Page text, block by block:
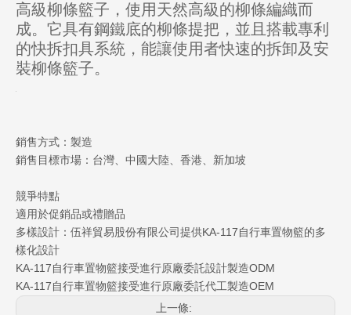
高級柳條籃子，使用天然高級的柳條編織而
成。它具有鋼鐵底的柳條提把，並且搭載專利
的快拆扣具系統，能讓使用者快速的拆卸及安
裝柳條籃子。
銷售方式：製造
銷售目標市場：台灣、中國大陸、香港、新加坡
競爭特點
適用於促銷品或禮贈品
多樣設計：伍祥貿易股份有限公司提供KA-117自行車置物籃的多
樣化設計
KA-117自行車置物籃接受進行原廠委託設計製造ODM
KA-117自行車置物籃接受進行原廠委託代工製造OEM
上一條: